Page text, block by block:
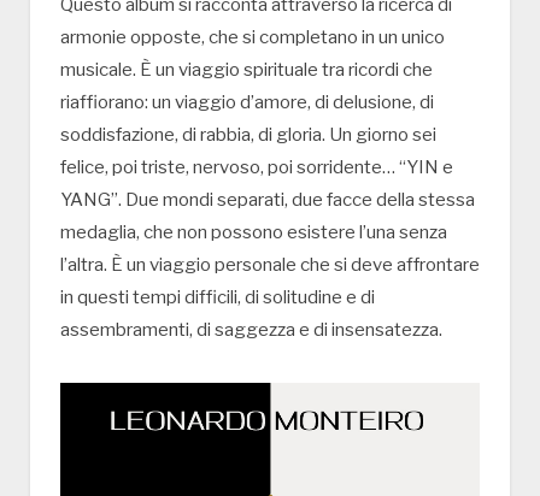
Questo album si racconta attraverso la ricerca di
armonie opposte, che si completano in un unico
musicale. È un viaggio spirituale tra ricordi che
riaffiorano: un viaggio d’amore, di delusione, di
soddisfazione, di rabbia, di gloria. Un giorno sei
felice, poi triste, nervoso, poi sorridente… “YIN e
YANG”. Due mondi separati, due facce della stessa
medaglia, che non possono esistere l’una senza
l’altra. È un viaggio personale che si deve affrontare
in questi tempi difficili, di solitudine e di
assembramenti, di saggezza e di insensatezza.